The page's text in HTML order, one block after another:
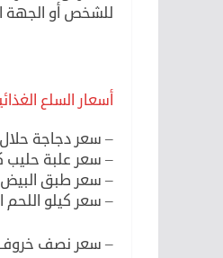
للشخص أو الجهة
أسعار السلع
– سعر دجاجة حلال
– سعر علبة حليب كبيرة 3.46 لتر
– سعر طبق البيض 30 بيضة .. من 2 الى 3 £
– سعر كيلو اللحم
– سعر نصف خروف